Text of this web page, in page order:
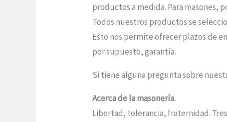
productos a medida. Para masones,
Todos nuestros productos se
Esto nos permite ofrecer plazos de
por supuesto, garantía.
Si tiene alguna pregunta sobre
Acerca de la masonería.
Libertad, tolerancia, fraternidad. Tres